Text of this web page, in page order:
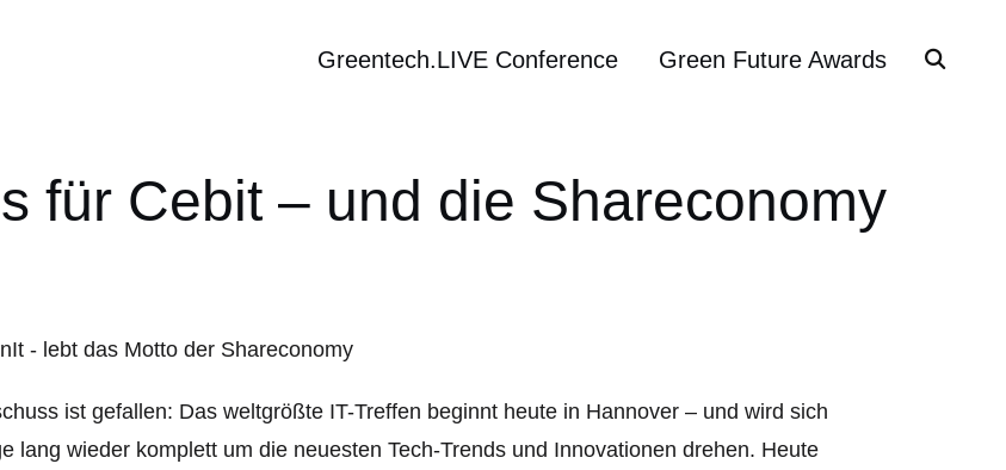
Greentech.LIVE Conference Green Future Awards
für Cebit – und die Shareconomy
ist gefallen: Das weltgrößte IT-Treffen beginnt heute in Hannover – und wird sich
lang wieder komplett um die neuesten Tech-Trends und Innovationen drehen. Heute